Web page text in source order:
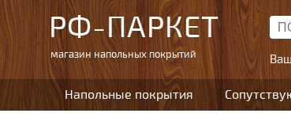
РФ-ПАРКЕТ
магазин напольных покрытий
Напольные покрытия